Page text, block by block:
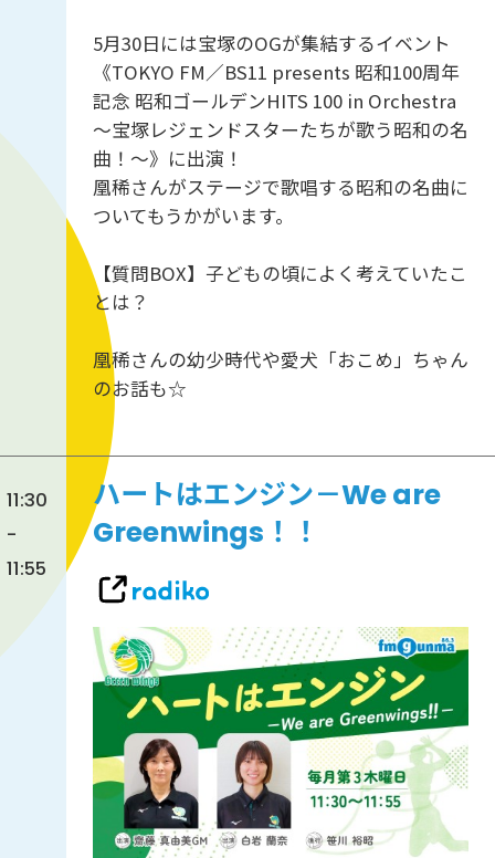
5月30日には宝塚のOGが集結するイベント
《TOKYO FM／BS11 presents 昭和100周年
記念 昭和ゴールデンHITS 100 in Orchestra
～宝塚レジェンドスターたちが歌う昭和の名
曲！～》に出演！
凰稀さんがステージで歌唱する昭和の名曲に
ついてもうかがいます。
【質問BOX】子どもの頃によく考えていたこ
とは？
凰稀さんの幼少時代や愛犬「おこめ」ちゃん
のお話も☆
11:30
-
11:55
ハートはエンジン－We are
Greenwings！！